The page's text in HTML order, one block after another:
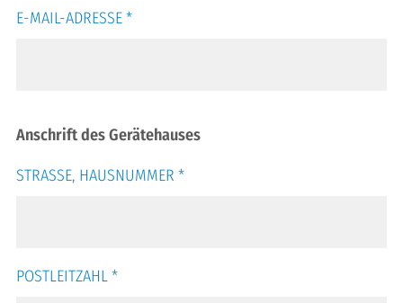
E-MAIL-ADRESSE*
Anschrift des Gerätehauses
STRASSE, HAUSNUMMER *
POSTLEITZAHL*